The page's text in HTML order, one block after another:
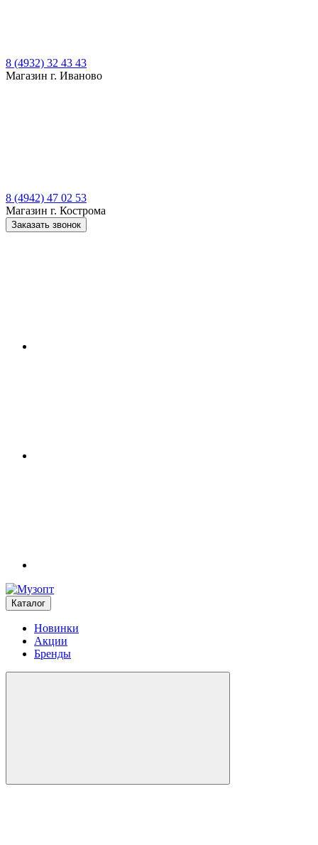
8 (4932) 32 43 43
Магазин г. Иваново
8 (4942) 47 02 53
Магазин г. Кострома
Заказать звонок
Каталог
Новинки
Акции
Бренды